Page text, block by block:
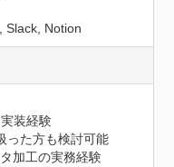
Slack, Notion
装経験
った方も検討可能
加工の実務経験